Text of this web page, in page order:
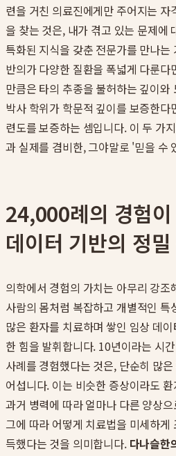
련을 거친 의료진에게만 주어지는 자
을 찾는 것은, 내가 겪고 있는 문제에
특화된 지식을 갖춘 전문가를 만나는
반의가 다양한 질환을 폭넓게 다룬다
만큼은 타의 추종을 불허하는 깊이
박사 학위가 학문적 깊이를 보증한
련도를 보증하는 셈입니다. 이 두 가
과 실제를 겸비한, 그야말로 '믿을 수
24,000례의 경험
데이터 기반의 정
의학에서 경험의 가치는 아무리 강
사람의 몸처럼 복잡하고 개별적인 특
많은 환자를 치료하며 쌓인 임상 데
한 힘을 발휘합니다. 10년이라는 시
사례를 경험했다는 것은, 단순히 많
어섭니다. 이는 비슷한 증상이라도
과거 병력에 따라 얼마나 다른 양상
그에 따라 어떻게 치료법을 미세하
득했다는 것을 의미합니다. 다나슬한